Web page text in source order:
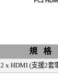
規 格
2 x HDMI (支援2套